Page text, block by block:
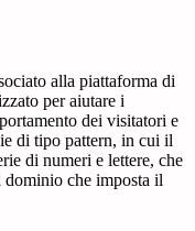
alla piattaforma di
per aiutare i
dei visitatori e
di tipo pattern, in cui il
di numeri e lettere, che
che imposta il